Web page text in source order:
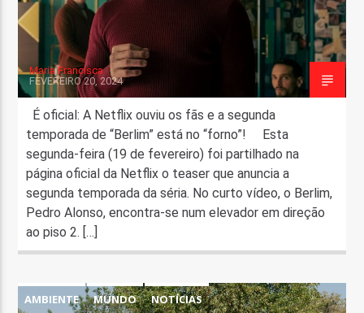
Maria Francisca
FEVEREIRO 20, 2024
É oficial: A Netflix ouviu os fãs e a segunda
temporada de “Berlim” está no “forno”! Esta
segunda-feira (19 de fevereiro) foi partilhado na
página oficial da Netflix o teaser que anuncia a
segunda temporada da séria. No curto vídeo, o Berlim,
Pedro Alonso, encontra-se num elevador em direção
ao piso 2. […]
AMBIENTE MUNDO NOTÍCIAS